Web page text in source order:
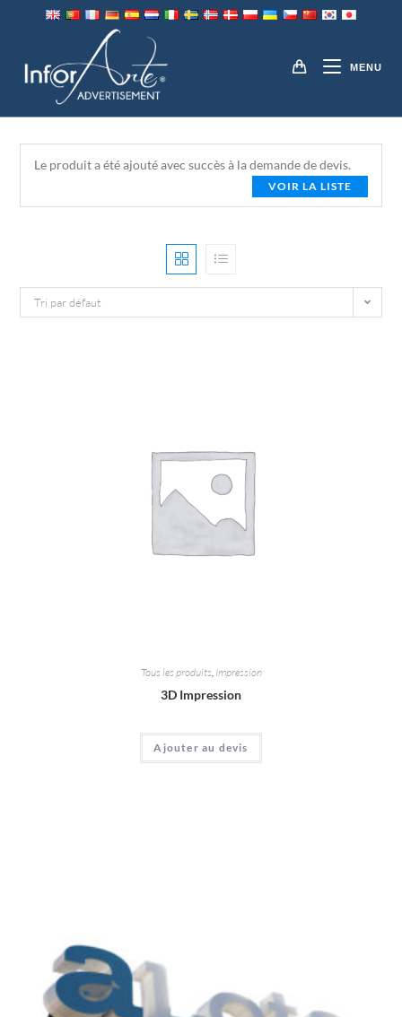
MENU
TOUS LES PRODUITS
Le produit a été ajouté avec succès à la demande de devis.
VOIR LA LISTE
Tri par défaut
Tous les produits, Impression
3D Impression
Ajouter au devis